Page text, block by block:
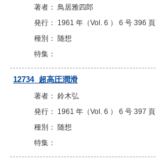
著者： 鳥居雅四郎
発行： 1961 年（Vol. 6 ） 6 号 396 頁
種別： 随想
特集：
12734 超高圧潤滑
著者： 鈴木弘
発行： 1961 年（Vol. 6 ） 6 号 397 頁
種別： 随想
特集：